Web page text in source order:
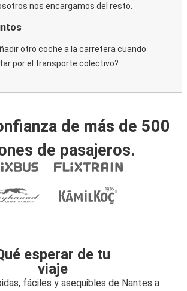
nos encargamos del resto.
otro coche a la carretera cuando
por el transporte colectivo?
de más de 500
de pasajeros.
esperar de tu
viaje
fáciles y asequibles de Nantes a